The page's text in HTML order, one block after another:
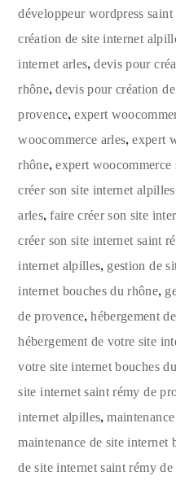
développeur wordpress
création de site internet
internet arles,devis pour
rhône,devis pour création
provence,expert
woocommerce arles,expert
rhône,expert woocommerce
créer son site internet alpilles
arles,faire créer son site
créer son site internet saint
internet alpilles, gestion de
internet bouches du rhône,
de provence,hébergement
hébergement de votre site
votre site internet bouches
site internet saint rémy de
internet alpilles,
maintenance de site internet
de site internet saint rémy